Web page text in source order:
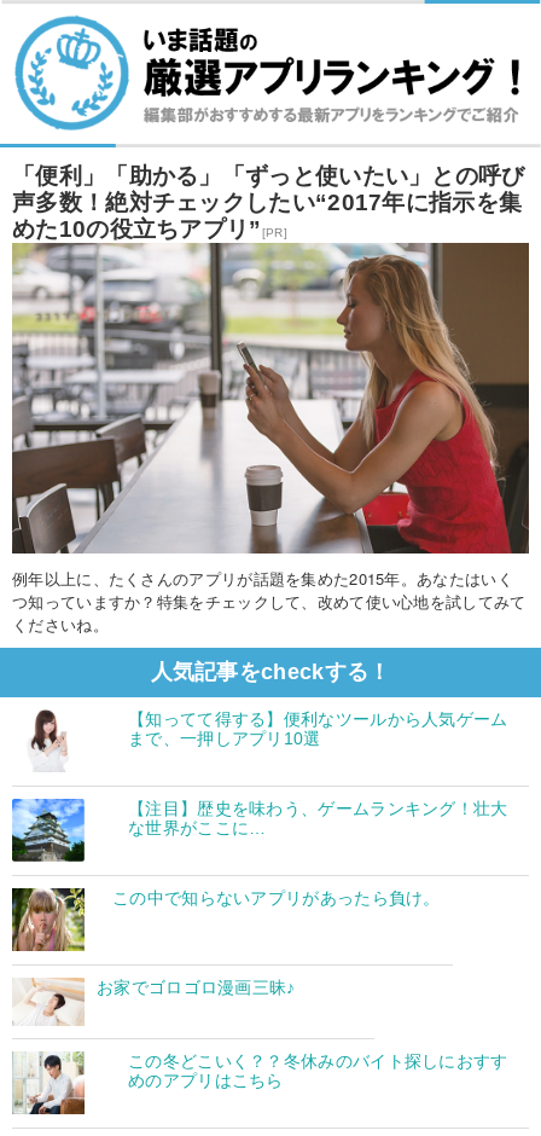
「便利」「助かる」「ずっと使いたい」との呼び
声多数！絶対チェックしたい“2017年に指示を集
めた10の役立ちアプリ” [PR]
例年以上に、たくさんのアプリが話題を集めた2015年。あなたはいく
つ知っていますか？特集をチェックして、改めて使い心地を試してみて
くださいね。
人気記事をcheckする！
【知ってて得する】便利なツールから人気ゲーム
まで、一押しアプリ10選
【注目】歴史を味わう、ゲームランキング！壮大
な世界がここに…
この中で知らないアプリがあったら負け。
お家でゴロゴロ漫画三昧♪
この冬どこいく？？冬休みのバイト探しにおすす
めのアプリはこちら